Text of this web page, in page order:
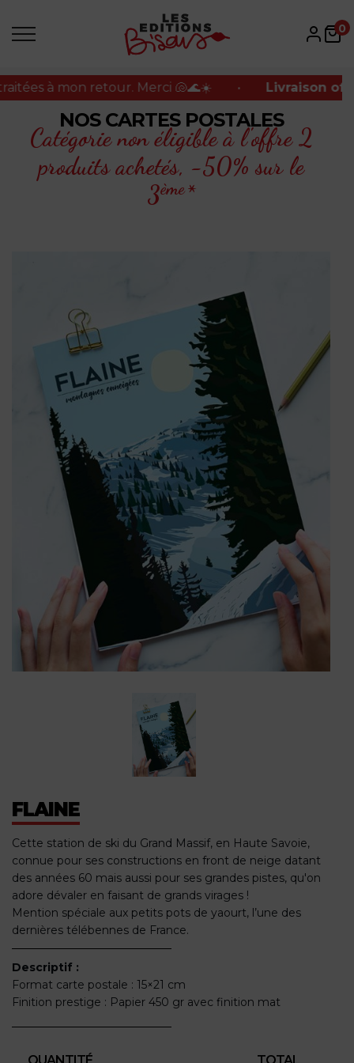
à mon retour. Merci 🐚🌊☀️
à mon retour. Merci 🐚🌊☀️ Livraison
0
NOS CARTES POSTALES
Catégorie non éligible à l'offre 2
produits achetés, -50% sur le
3ème*
FLAINE
Cette station de ski du Grand Massif, en Haute Savoie,
connue pour ses constructions en front de neige datant
des années 60 mais aussi pour ses grandes pistes, qu'on
adore dévaler en faisant de grands virages !
Mention spéciale aux petits pots de yaourt, l’une des
dernières télébennes de France.
Descriptif :
Format carte postale : 15×21 cm
Finition prestige : Papier 450 gr avec finition mat
QUANTITÉ TOTAL